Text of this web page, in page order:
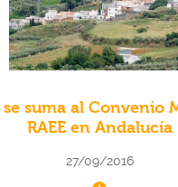
suma al Convenio
RAEE en Andalucía
27/09/2016